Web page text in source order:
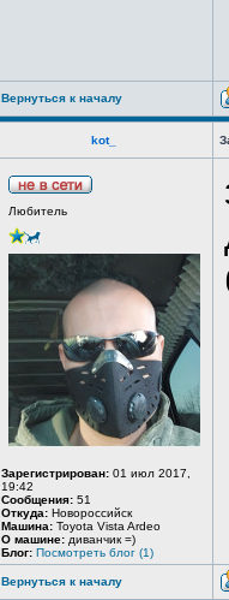
Вернуться к началу
kot_
Любитель
Зарегистрирован: 01 июл 2017,
19:42
Сообщения: 51
Откуда: Новороссийск
Машина: Toyota Vista Ardeo
О машине: диванчик =)
Блог: Посмотреть блог (1)
Вернуться к началу